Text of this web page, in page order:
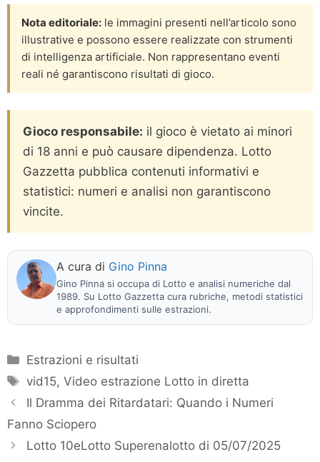
Nota editoriale: le immagini presenti nell’articolo sono
illustrative e possono essere realizzate con strumenti
di intelligenza artificiale. Non rappresentano eventi
reali né garantiscono risultati di gioco.
Gioco responsabile: il gioco è vietato ai minori
di 18 anni e può causare dipendenza. Lotto
Gazzetta pubblica contenuti informativi e
statistici: numeri e analisi non garantiscono
vincite.
A cura di Gino Pinna
Gino Pinna si occupa di Lotto e analisi numeriche dal
1989. Su Lotto Gazzetta cura rubriche, metodi statistici
e approfondimenti sulle estrazioni.
Categorie
Estrazioni e risultati
Tag
vid15,Video estrazione Lotto in diretta
Il Dramma dei Ritardatari: Quando i Numeri
Fanno Sciopero
Lotto 10eLotto Superenalotto di 05/07/2025